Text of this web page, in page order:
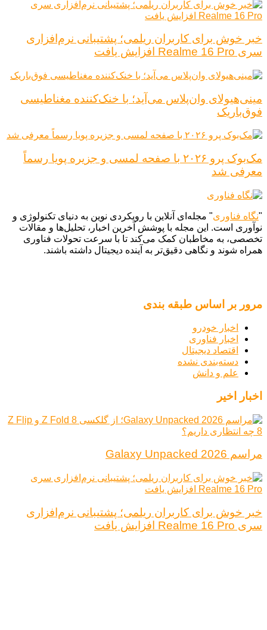
خبر خوش برای کاربران ریلمی؛ پشتیبانی نرم‌افزاری
سری Realme 16 Pro افزایش یافت
مینی‌هیولای وان‌پلاس می‌آید؛ با خنک‌کننده مغناطیسی
فوق‌باریک
مک‌بوک پرو ۲۰۲۶ با صفحه لمسی و جزیره پویا رسماً
معرفی شد
"نگاه فناوری" مجله‌ای آنلاین با رویکردی نوین به دنیای تکنولوژی و
نوآوری است. این مجله با پوشش آخرین اخبار، تحلیل‌ها و مقالات
تخصصی، به مخاطبان کمک می‌کند تا با سرعت تحولات فناوری
همراه شوند و نگاهی دقیق‌تر به آینده دیجیتال داشته باشند.
مرور بر اساس طبقه بندی
اخبار خودرو
اخبار فناوری
اقتصاد دیجیتال
دسته‌بندی نشده
علم و دانش
اخبار اخیر
مراسم Galaxy Unpacked 2026
خبر خوش برای کاربران ریلمی؛ پشتیبانی نرم‌افزاری
سری Realme 16 Pro افزایش یافت